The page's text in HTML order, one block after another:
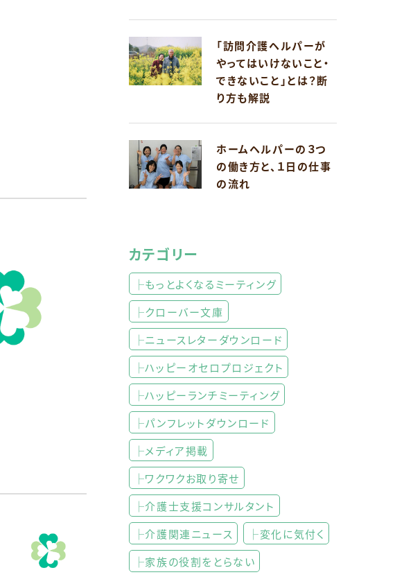
「訪問介護ヘルパーが
やってはいけないこと・
できないこと」とは？断
り方も解説
ホームヘルパーの３つ
の働き方と、１日の仕事
の流れ
カテゴリー
├もっとよくなるミーティング
├クローバー文庫
├ニュースレターダウンロード
├ハッピーオセロプロジェクト
├ハッピーランチミーティング
├パンフレットダウンロード
├メディア掲載
├ワクワクお取り寄せ
├介護士支援コンサルタント
├介護関連ニュース
├変化に気付く
├家族の役割をとらない